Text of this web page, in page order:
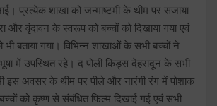
प्रत्येक शाखा को जन्माष्टमी के थीम पर सजाया
वृंदावन के स्वरूप को बच्चों को दिखाया गया एवं
भी बताया गया। विभिन्न शाखाओं के सभी बच्चों ने
में उपस्थित रहे। द पोली किड्स देहरादून के सभी
इस अवसर के थीम पर पीले और नारंगी रंग में पोशाक
को कृष्ण से संबंधित फिल्म दिखाई गई एवं सभी